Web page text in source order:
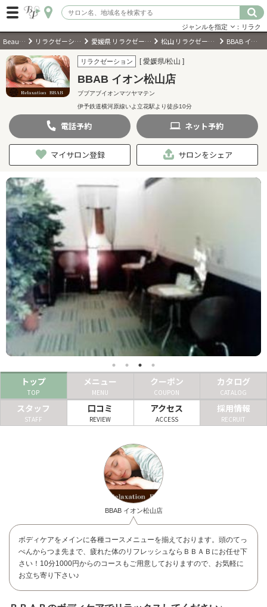
ログイン
会員登録 （無料）
キーワード検索
ジャンルを選択
キーワードで検索
近くのサロンを探す
現在地から探す
ヘアサロン
ネイルサロン
まつげサロン
リラクゼーションサロン
美容クリニック
ジャンルを指定 ：リラク
BeautyPark リラクゼーションサロン 愛媛県 リラクゼーションサロン 松山 リラクゼーションサロン BBAB イオン松山店
リラクゼーション [ 愛媛県/松山 ]
BBAB イオン松山店
ブブアブイオンマツヤマテン
伊予鉄道横河原線いよ立花駅より徒歩10分
電話予約 ネット予約
マイサロン登録 サロンをシェア
トップ
TOP
メニュー
MENU
クーポン
COUPON
カタログ
CATALOG
スタッフ
STAFF
口コミ
REVIEW
アクセス
ACCESS
採用情報
RECRUIT
BBAB イオン松山店
ボディケアをメインに各種コースメニューを揃えております。頭のてっ
ぺんからつま先まで、疲れた体のリフレッシュならＢＢＡＢにお任せ下
さい！10分1000円からのコースもご用意しておりますので、お気軽に
お立ち寄り下さい♪